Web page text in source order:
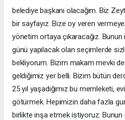
belediye başkanı olacağım. Biz
bir sayfayız. Bize oy veren
yönetim ortaya çıkaracağız.
günü yapılacak olan seçimlerde
bekliyorum. Bizim makam mevki
geldiğimiz yer belli. Bizim bütün
25 yıl yaşadığımız bu memleketi,
götürmek. Hepimizin daha fazla
birlikte inşa etmek istiyoruz.